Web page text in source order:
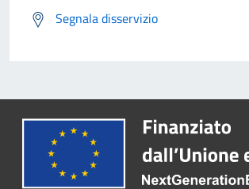
Segnala disservizio